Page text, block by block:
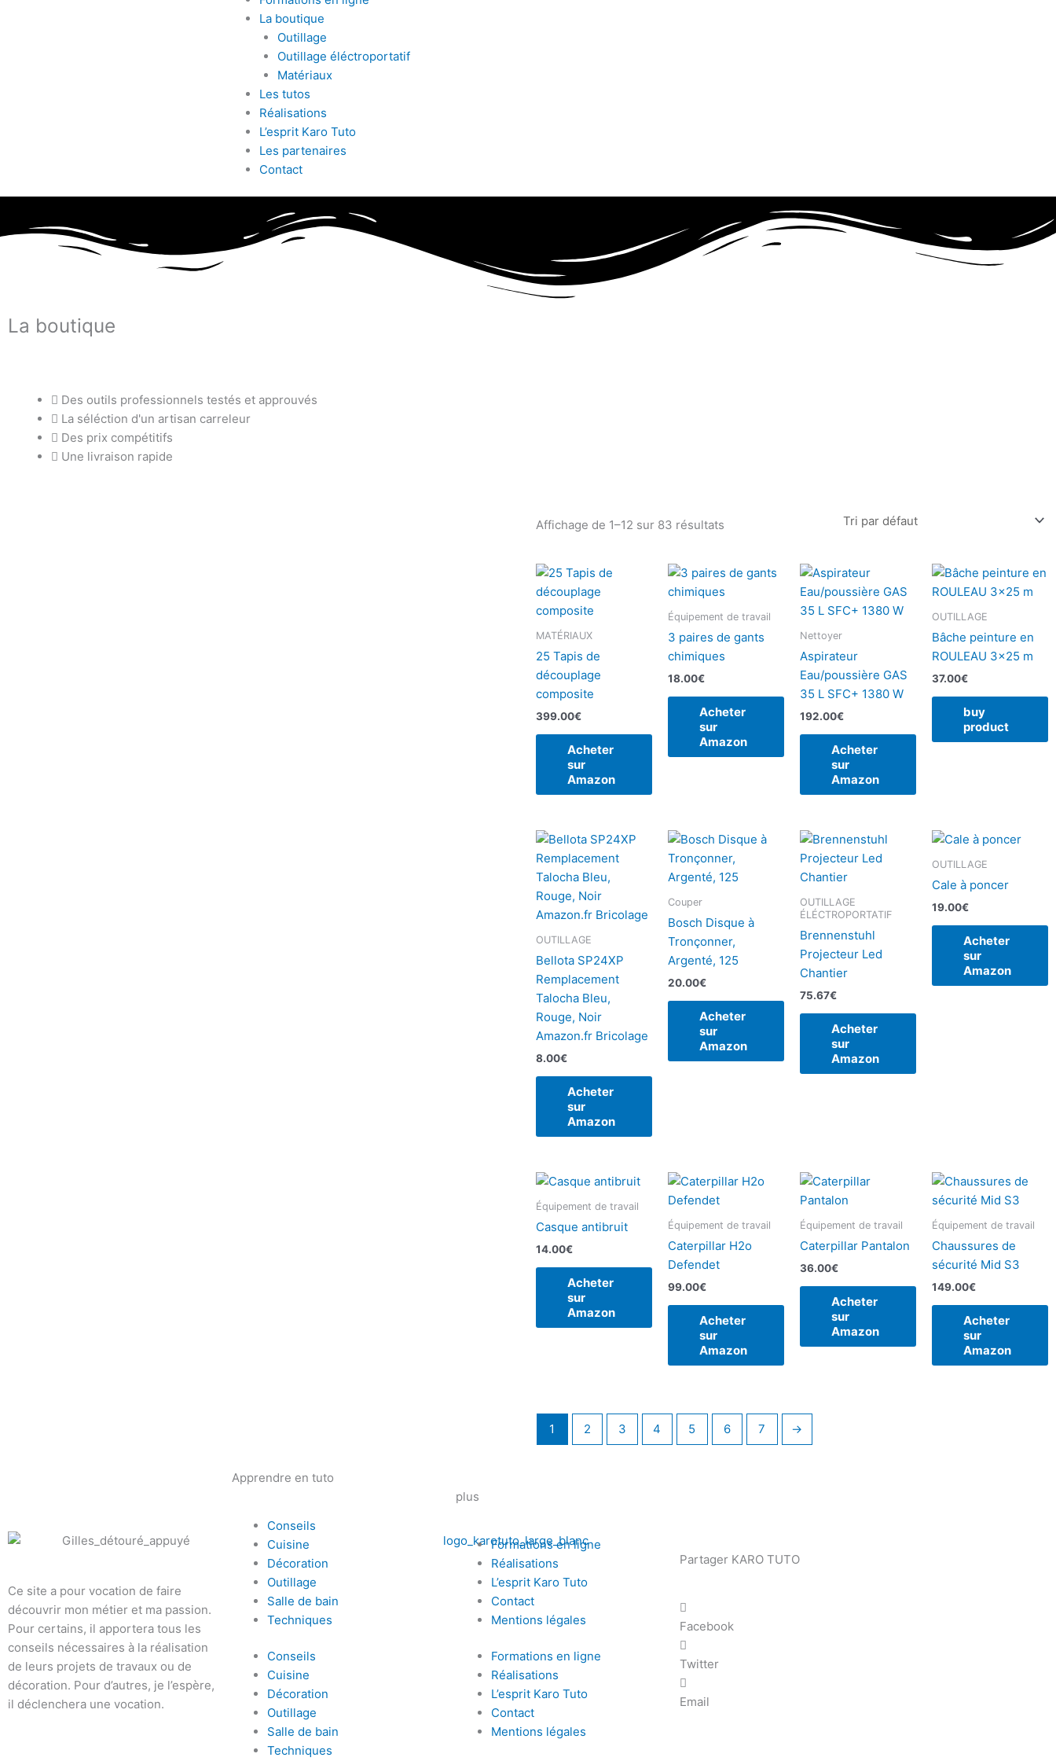
La boutique
Outillage
Outillage éléctroportatif
Matériaux
Les tutos
Réalisations
L’esprit Karo Tuto
Les partenaires
Contact
La boutique
Des outils professionnels testés et approuvés
La séléction d'un artisan carreleur
Des prix compétitifs
Une livraison rapide
Affichage de 1–12 sur 83 résultats
MATÉRIAUX
25 Tapis de
découplage
composite
399.00€
Acheter
sur
Amazon
Équipement de travail
3 paires de gants
chimiques
18.00€
Acheter
sur
Amazon
Nettoyer
Aspirateur
Eau/poussière GAS
35 L SFC+ 1380 W
192.00€
Acheter
sur
Amazon
OUTILLAGE
Bâche peinture en
ROULEAU 3×25 m
37.00€
buy
product
OUTILLAGE
Bellota SP24XP
Remplacement
Talocha Bleu,
Rouge, Noir
Amazon.fr Bricolage
8.00€
Acheter
sur
Amazon
Couper
Bosch Disque à
Tronçonner,
Argenté, 125
20.00€
Acheter
sur
Amazon
OUTILLAGE
ÉLÉCTROPORTATIF
Brennenstuhl
Projecteur Led
Chantier
75.67€
Acheter
sur
Amazon
OUTILLAGE
Cale à poncer
19.00€
Acheter
sur
Amazon
Équipement de travail
Casque antibruit
14.00€
Acheter
sur
Amazon
Équipement de travail
Caterpillar H2o
Defendet
99.00€
Acheter
sur
Amazon
Équipement de travail
Caterpillar Pantalon
36.00€
Acheter
sur
Amazon
Équipement de travail
Chaussures de
sécurité Mid S3
149.00€
Acheter
sur
Amazon
1 2 3 4 5 6 7 →
Ce site a pour vocation de faire
découvrir mon métier et ma passion.
Pour certains, il apportera tous les
conseils nécessaires à la réalisation
de leurs projets de travaux ou de
décoration. Pour d’autres, je l’espère,
il déclenchera une vocation.
Apprendre en tuto
Conseils
Cuisine
Décoration
Outillage
Salle de bain
Techniques
Conseils
Cuisine
Décoration
Outillage
Salle de bain
Techniques
plus
Formations en ligne
Réalisations
L’esprit Karo Tuto
Contact
Mentions légales
Formations en ligne
Réalisations
L’esprit Karo Tuto
Contact
Mentions légales
Partager KARO TUTO
Facebook
Twitter
Email